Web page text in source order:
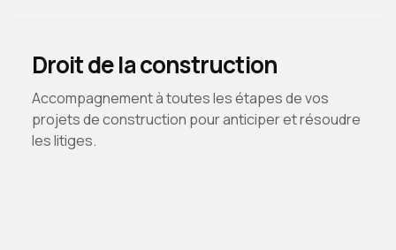
Droit de la construction
Accompagnement à toutes les étapes de vos
projets de construction pour anticiper et résoudre
les litiges.